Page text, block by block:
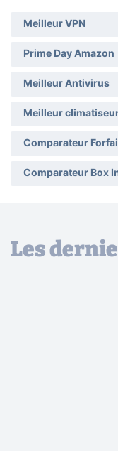
Meilleur VPN
Prime Day Amazon
Meilleur Antivirus
Meilleur
Comparateur
Comparateur Box
Les